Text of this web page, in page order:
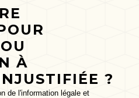
À
?
de l'information légale et